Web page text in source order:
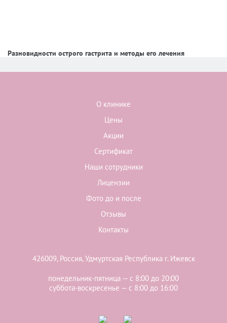
Разновидности острого гастрита и методы его лечения
О клинике
Цены
Акции
Сертификат
Наши сотрудники
Лицензии
Фото до и после
Отзывы
Контакты
426009, Россия, Удмуртская Республика г. Ижевск
понедельник-пятница — с 8:00 до 20:00
суббота-воскресенье — с 8:00 до 16:00